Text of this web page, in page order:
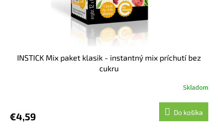
INSTICK Mix paket klasik - instantný mix príchutí bez
cukru
Skladom
€4,59 Do košíka